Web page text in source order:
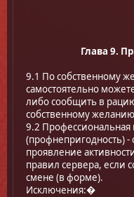
Глава 9.
9.1 По собственному
самостоятельно
либо сообщить в
собственному
9.2 Профессиональная
(профнепригодность) -
проявление
правил сервера, если
смене (в форме).
Исключения:�